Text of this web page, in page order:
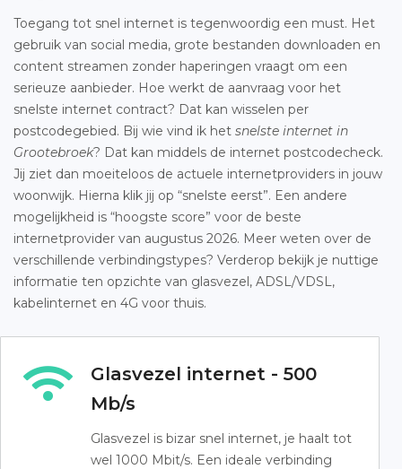
Toegang tot snel internet is tegenwoordig een must. Het
gebruik van social media, grote bestanden downloaden en
content streamen zonder haperingen vraagt om een
serieuze aanbieder. Hoe werkt de aanvraag voor het
snelste internet contract? Dat kan wisselen per
postcodegebied. Bij wie vind ik het snelste internet in
Grootebroek? Dat kan middels de internet postcodecheck.
Jij ziet dan moeiteloos de actuele internetproviders in jouw
woonwijk. Hierna klik jij op “snelste eerst”. Een andere
mogelijkheid is “hoogste score” voor de beste
internetprovider van augustus 2026. Meer weten over de
verschillende verbindingstypes? Verderop bekijk je nuttige
informatie ten opzichte van glasvezel, ADSL/VDSL,
kabelinternet en 4G voor thuis.
Glasvezel internet - 500
Mb/s
Glasvezel is bizar snel internet, je haalt tot
wel 1000 Mbit/s. Een ideale verbinding